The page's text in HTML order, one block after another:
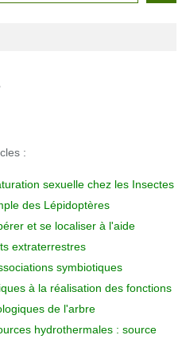
:
sexuelle chez les Insectes
des Lépidoptères
et se localiser à l'aide
extraterrestres
symbiotiques
à la réalisation des fonctions
de l'arbre
hydrothermales : source